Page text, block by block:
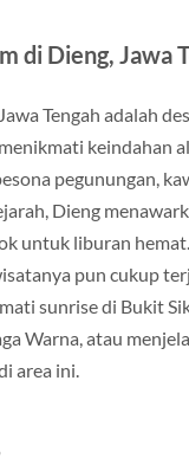
di Dieng, Jawa
Tengah adalah
keindahan
pegunungan,
Dieng
untuk liburan
pun cukup
sunrise di Bukit
Warna, atau
area ini.